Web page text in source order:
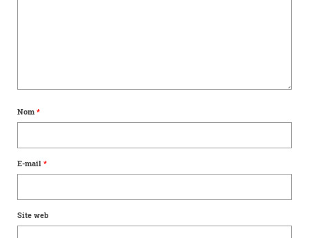
Nom *
E-mail *
Site web